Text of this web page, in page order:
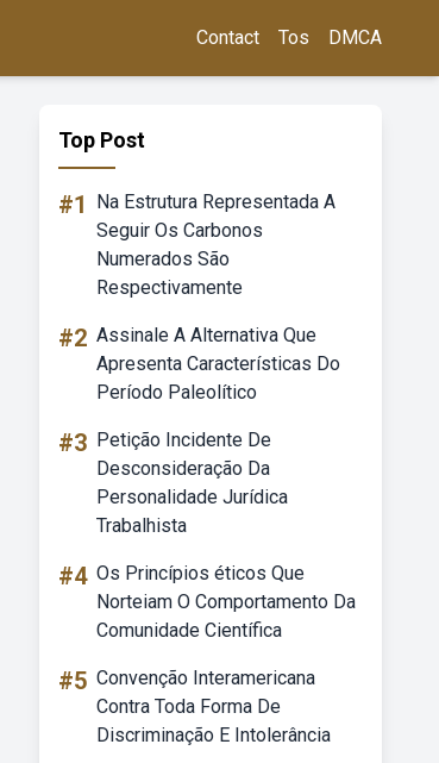
Contact Tos DMCA
Top Post
#1
Na Estrutura Representada A
Seguir Os Carbonos
Numerados São
Respectivamente
#2 Assinale A Alternativa Que
Apresenta Características Do
Período Paleolítico
#3 Petição Incidente De
Desconsideração Da
Personalidade Jurídica
Trabalhista
#4 Os Princípios éticos Que
Norteiam O Comportamento Da
Comunidade Científica
#5 Convenção Interamericana
Contra Toda Forma De
Discriminação E Intolerância